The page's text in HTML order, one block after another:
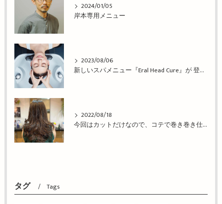
2024/01/05
岸本専用メニュー
2023/08/06
新しいスパメニュー『Eral Head Cure』が 登場！姫路市の美容院BEREA(ベレア)はお客様のキレイを叶える美容室／ヘアサロン
2022/08/18
今回はカットだけなので、コテで巻き巻き仕上げ！姫路市の美容院BEREA(ベレア)はお客様のキレイを叶える美容室／ヘアサロン
タグ Tags